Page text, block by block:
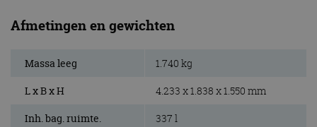
Afmetingen en gewichten
Massa leeg 1.740 kg
L x B x H 4.233 x 1.838 x 1.550 mm
Inh. bag. ruimte. 337 l